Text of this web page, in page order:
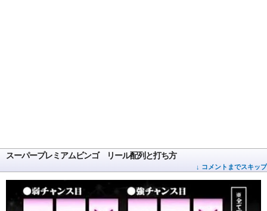
スーパープレミアムビンゴ リール配列と打ち方
↓ コメントまでスキップ